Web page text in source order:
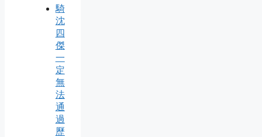
騎
沈
四
傑
一
定
無
法
通
過
歷